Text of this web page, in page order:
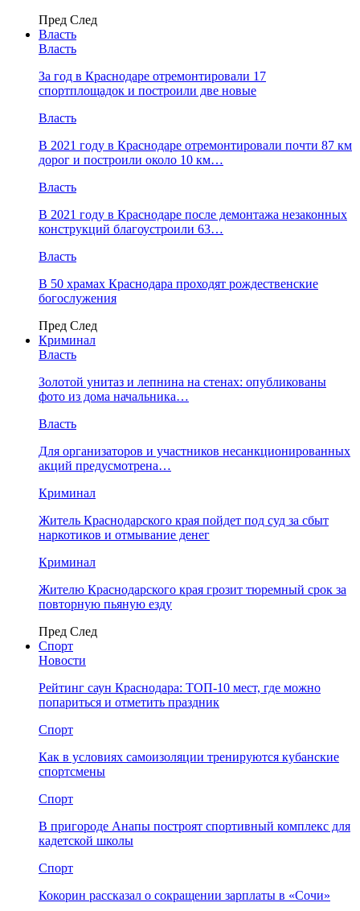
Пред След
Власть
Власть
За год в Краснодаре отремонтировали 17
спортплощадок и построили две новые
Власть
В 2021 году в Краснодаре отремонтировали почти 87 км
дорог и построили около 10 км…
Власть
В 2021 году в Краснодаре после демонтажа незаконных
конструкций благоустроили 63…
Власть
В 50 храмах Краснодара проходят рождественские
богослужения
Пред След
Криминал
Власть
​Золотой унитаз и лепнина на стенах: опубликованы
фото из дома начальника…
Власть
Для организаторов и участников несанкционированных
акций предусмотрена…
Криминал
Житель Краснодарского края пойдет под суд за сбыт
наркотиков и отмывание денег
Криминал
Жителю Краснодарского края грозит тюремный срок за
повторную пьяную езду
Пред След
Спорт
Новости
Рейтинг саун Краснодара: ТОП-10 мест, где можно
попариться и отметить праздник
Спорт
Как в условиях самоизоляции тренируются кубанские
спортсмены
Спорт
В пригороде Анапы построят спортивный комплекс для
кадетской школы
Спорт
Кокорин рассказал о сокращении зарплаты в «Сочи»